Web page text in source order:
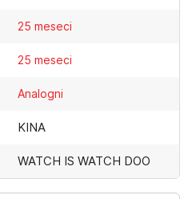
25 meseci
25 meseci
Analogni
KINA
WATCH IS WATCH DOO